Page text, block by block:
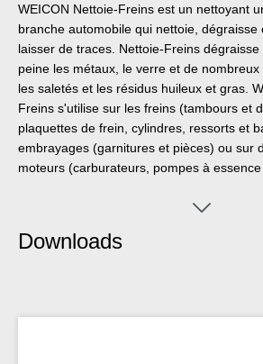
WEICON Nettoie-Freins est un nettoyant
branche automobile qui nettoie, dégraisse
laisser de traces. Nettoie-Freins
peine les métaux, le verre et de
les saletés et les résidus huileux et gras.
Freins s'utilise sur les freins (tambours et
plaquettes de frein, cylindres, ressorts et
embrayages (garnitures et pièces) ou sur
moteurs (carburateurs, pompes à essence
Downloads